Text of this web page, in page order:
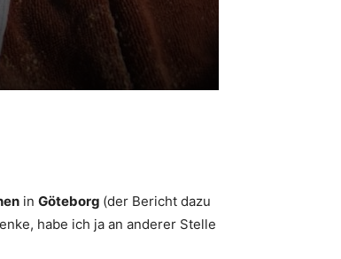
in Göteborg (der Bericht dazu
habe ich ja an anderer Stelle